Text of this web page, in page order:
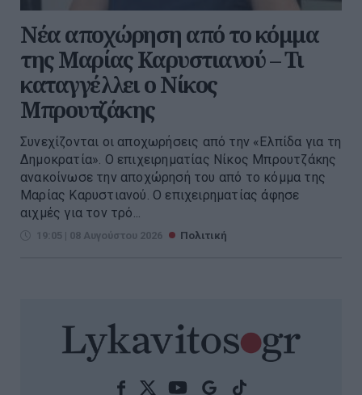
Νέα αποχώρηση από το κόμμα
της Μαρίας Καρυστιανού – Τι
καταγγέλλει ο Νίκος
Μπρουτζάκης
Συνεχίζονται οι αποχωρήσεις από την «Ελπίδα για τη
Δημοκρατία». Ο επιχειρηματίας Νίκος Μπρουτζάκης
ανακοίνωσε την αποχώρησή του από το κόμμα της
Μαρίας Καρυστιανού. Ο επιχειρηματίας άφησε
αιχμές για τον τρό...
19:05 | 08 Αυγούστου 2026 Πολιτική